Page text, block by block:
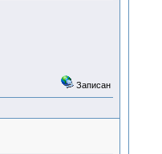
Записан